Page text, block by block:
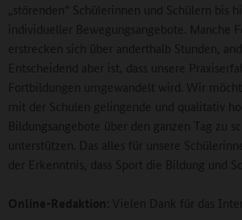
„störenden“ Schülerinnen und Schülern bis
individueller Bewegungsangebote. Manche
erstrecken sich über anderthalb Stunden,
Entscheidend aber ist, dass unsere
Fortbildungen umgewandelt wird. Wir
mit der Schulen gelingende und qualitativ
Bildungsangebote über den ganzen Tag zu
unterstützen. Das alles für unsere
der Erkenntnis, dass Sport die Bildung und
Online-Redaktion: Vielen Dank für das